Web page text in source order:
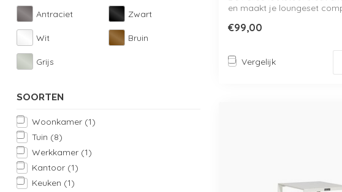
Antraciet Zwart
Wit Bruin
Grijs
SOORTEN
Woonkamer (1)
Tuin (8)
Werkkamer (1)
Kantoor (1)
Keuken (1)
en maakt je loungeset
€99,00
Vergelijk